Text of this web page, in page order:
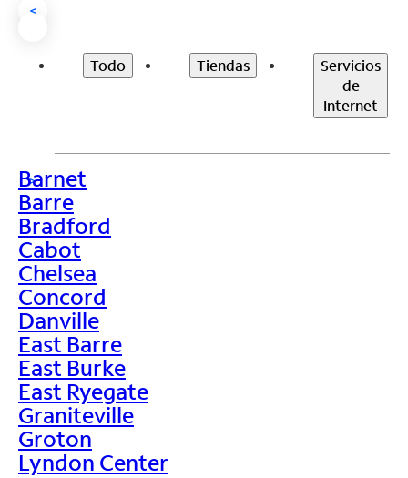
<
Todo Tiendas
Servicios
de
Internet
>
Barnet
Barre
Bradford
Cabot
Chelsea
Concord
Danville
East Barre
East Burke
East Ryegate
Graniteville
Groton
Lyndon Center